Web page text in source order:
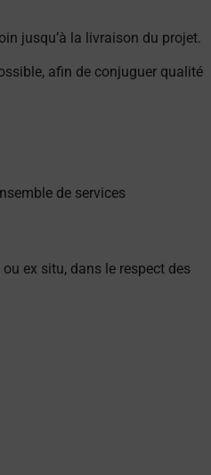
jusqu’à la livraison du projet.
afin de conjuguer qualité
de services
ex situ, dans le respect des